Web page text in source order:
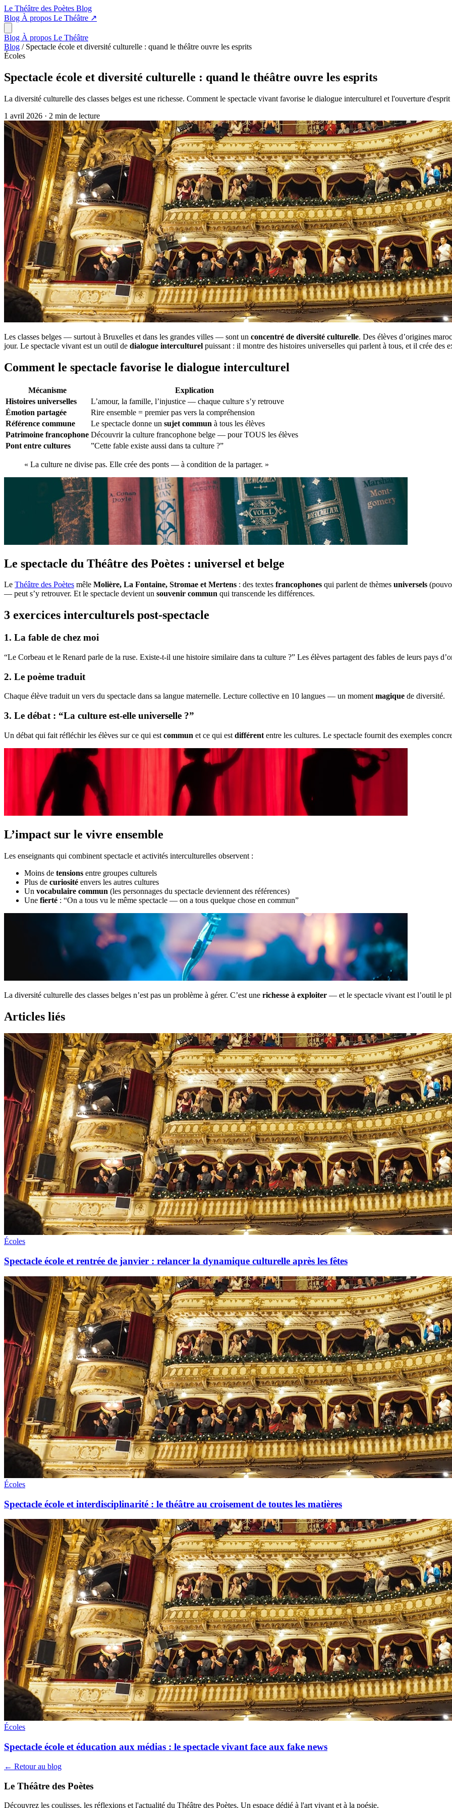
Le Théâtre des Poètes Blog
Blog À propos Le Théâtre ↗
Blog À propos Le Théâtre
Blog / Spectacle école et diversité culturelle : quand le théâtre ouvre les esprits
Écoles
Spectacle école et diversité culturelle : quand le théâtre ouvre les esprits
La diversité culturelle des classes belges est une richesse. Comment le spectacle vivant favorise le dialogue interculturel et l'ouverture d'esprit
1 avril 2026 · 2 min de lecture
Les classes belges — surtout à Bruxelles et dans les grandes villes — sont un concentré de diversité culturelle. Des élèves d’origines
jour. Le spectacle vivant est un outil de dialogue interculturel puissant : il montre des histoires universelles qui parlent à tous, et il crée des
Comment le spectacle favorise le dialogue interculturel
Mécanisme
Explication
Histoires universelles
L’amour, la famille, l’injustice — chaque culture s’y retrouve
Émotion partagée
Rire ensemble = premier pas vers la compréhension
Référence commune
Le spectacle donne un sujet commun à tous les élèves
Patrimoine francophone Découvrir la culture francophone belge — pour TOUS les élèves
Pont entre cultures
”Cette fable existe aussi dans ta culture ?”
« La culture ne divise pas. Elle crée des ponts — à condition de la partager. »
Le spectacle du Théâtre des Poètes : universel et belge
Le Théâtre des Poètes mêle Molière, La Fontaine, Stromae et Mertens : des textes francophones qui parlent de thèmes universels
— peut s’y retrouver. Et le spectacle devient un souvenir commun qui transcende les différences.
3 exercices interculturels post-spectacle
1. La fable de chez moi
“Le Corbeau et le Renard parle de la ruse. Existe-t-il une histoire similaire dans ta culture ?” Les élèves partagent des fables de leurs pays
2. Le poème traduit
Chaque élève traduit un vers du spectacle dans sa langue maternelle. Lecture collective en 10 langues — un momentmagique de diversité.
3. Le débat : “La culture est-elle universelle ?”
Un débat qui fait réfléchir les élèves sur ce qui est commun et ce qui est différent entre les cultures. Le spectacle fournit des exemples
L’impact sur le vivre ensemble
Les enseignants qui combinent spectacle et activités interculturelles observent :
Moins de tensions entre groupes culturels
Plus de curiosité envers les autres cultures
Un vocabulaire commun (les personnages du spectacle deviennent des références)
Une fierté : “On a tous vu le même spectacle — on a tous quelque chose en commun”
La diversité culturelle des classes belges n’est pas un problème à gérer. C’est une richesse à exploiter — et le spectacle vivant est l’outil le
Articles liés
Écoles
Spectacle école et rentrée de janvier : relancer la dynamique culturelle après les fêtes
Écoles
Spectacle école et interdisciplinarité : le théâtre au croisement de toutes les matières
Écoles
Spectacle école et éducation aux médias : le spectacle vivant face aux fake news
← Retour au blog
Le Théâtre des Poètes
Découvrez les coulisses, les réflexions et l'actualité du Théâtre des Poètes. Un espace dédié à l'art vivant et à la poésie.